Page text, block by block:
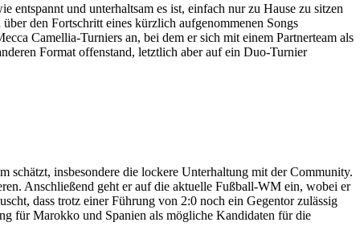
entspannt und unterhaltsam es ist, einfach nur zu Hause zu sitzen
den Fortschritt eines kürzlich aufgenommenen Songs
Camellia-Turniers an, bei dem er sich mit einem Partnerteam als
Format offenstand, letztlich aber auf ein Duo-Turnier
schätzt, insbesondere die lockere Unterhaltung mit der Community.
Anschließend geht er auf die aktuelle Fußball-WM ein, wobei er
dass trotz einer Führung von 2:0 noch ein Gegentor zulässig
für Marokko und Spanien als mögliche Kandidaten für die